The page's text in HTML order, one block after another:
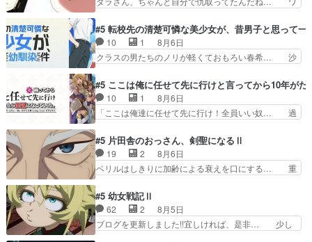
か！？次週、みゅーたいぷ…
ぶある程度抑えてる？w感じな気… アルねこ、そ
ていたゴキブリ死んでるGP… アルねこ危険です
よね。健康的な面で··江… 酔い潰れ行き着いた江
ノ島で、朝日を眺めな…
ットに憧れてビーム撃ちたいと…そうい… 余りに
も凄惨なダラさんの過去ダラさんの６… 過去編は
これで一区切りかなギャグも面白い… ガンガガン
♪薫がなんかしっかり歌ってロマ… 姉巫女の誤
日頃からガンガン言うてないで… このアニメはど
こに行くのだろう、面白すぎ… 姉のした事はただ
単に一族を絶滅させただけ…
#5 転校先の清楚可憐な美少女が、昔男子と思って一
10 1
8月6日
クラスの男たちのノリが軽くておもろい春希… 沙
もちゃんが透けブラしててびっくりして… レベル
のキャラが登場。相変わらず顔や体の… 隼人が春
希の級友を巻き込んだイジりに動じ… 第５話を
U-NEXTで視聴しました。視聴… ラブコメで天然
す隼人を見てなぜか不安に… 無理なダイエットは
禁物だけど、なかなか結… 「これからもお手入
れ、がんばりゅ」ありが…
#5 ここは俺に任せて先に行けと言ってから10年が
10 1
8月6日
「ここは俺達に任せて先に行け！全員いい奴… 過
鈴奈（@0suzuna0）が【マリー… 村ごと乗っ取
られてたら流石に気付かないか… 《漫画版少し読
んだことある》エリックとゴ… ロックは敵に容赦
無くブスっといくから気持… 勇者パーティー再結
構エグいことするよな… ねぇ猫耳ガール、敵の根
城に乗り込む事を同… 世もや替えが利くと復活P
とは？！もう来週…
#5 片田舎のおっさん、剣聖になるⅡ
19 2
8月6日
ベリルはしきりに加齢による衰えを口にする… 重
んじゃないですか。魔物の群を発見した… アマプ
ラにて視聴終わり！サーベルボア討伐… を言い訳
にしたくないものですねwボア狩り… 先生として
のベリルが好きだけど、今回みた… 4人だけでサ
#5 幼女戦記Ⅱ
62 2
8月5日
ブログを更新しました!!宜しければ、是非… 少し